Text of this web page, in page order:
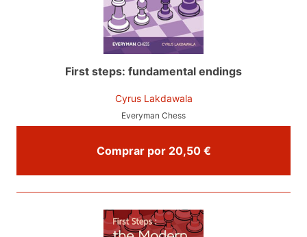
First steps: fundamental endings
Cyrus Lakdawala
Everyman Chess
Comprar por 20,50 €